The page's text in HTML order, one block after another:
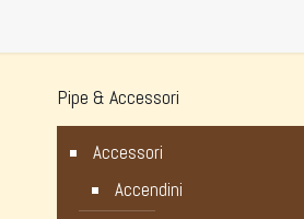
Pipe & Accessori
Accessori
Accendini